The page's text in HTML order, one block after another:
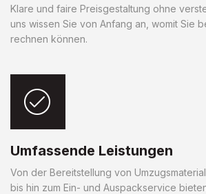
Klare und faire Preisgestaltung ohne
uns wissen Sie von Anfang an, womit Sie
rechnen können.
Umfassende Leistungen
Von der Bereitstellung von
bis hin zum Ein- und Auspackservice